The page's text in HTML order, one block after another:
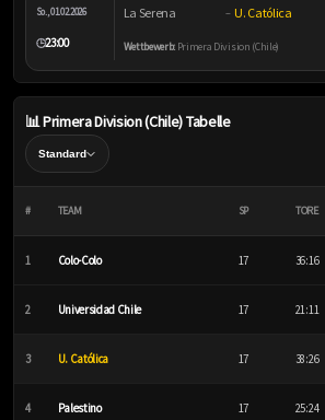
So., 01.02.2026
🕒23:00
La Serena – U. Católica
Wettbewerb:Primera Division (Chile)
📊 Primera Division (Chile) Tabelle
# TEAM SP TORE
1 Colo-Colo 17 36:16
2 Universidad Chile 17 21:11
3 U. Católica 17 38:26
4 Palestino 17 25:24